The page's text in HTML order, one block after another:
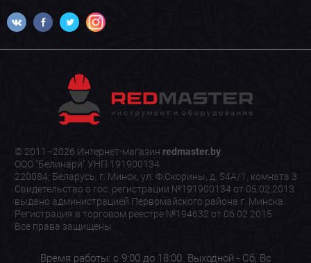
© 2011–2026 Интернет-магазин redmaster.by.
ООО "Белинари" УНП 191900134
220084, Беларусь, г. Минск, ул. Ф.Скорины, д. 54А/1, комната 3
Свидетельство о гос. регистрации №191900134 от 05.02.2013
выдано администрацией Первомайского района г. Минска.
Регистрация в торговом реестре №194632 от 06.02.2015
Все права защищены
Время работы: с 9:00 до 18:00. Выходной - Сб, Вс